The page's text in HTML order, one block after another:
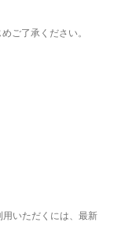
ご了承ください。
いただくには、最新